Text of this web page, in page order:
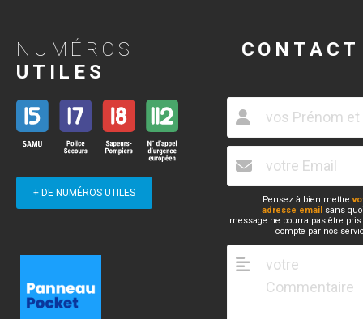
NUMÉROS
UTILES
+ DE NUMÉROS UTILES
CONTACT
Pensez à bien mettre
adresse email sans
message ne pourra pas être
compte par nos